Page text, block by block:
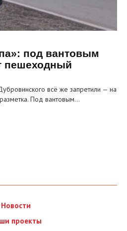
под вантовым
пешеходный
всё же запретили — на
Под вантовым…
Новости
проекты